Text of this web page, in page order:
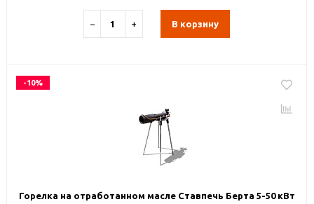
− + В корзину
-10%
Горелка на отработанном масле Ставпечь Берта 5-50 кВт